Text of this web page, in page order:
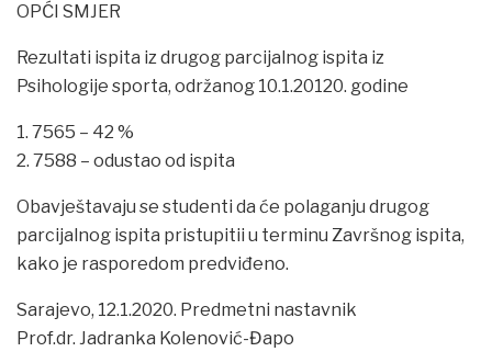
OPĆI SMJER
Rezultati ispita iz drugog parcijalnog ispita iz
Psihologije sporta, održanog 10.1.20120. godine
1. 7565 – 42 %
2. 7588 – odustao od ispita
Obavještavaju se studenti da će polaganju drugog
parcijalnog ispita pristupitii u terminu Završnog ispita,
kako je rasporedom predviđeno.
Sarajevo, 12.1.2020. Predmetni nastavnik
Prof.dr. Jadranka Kolenović-Đapo